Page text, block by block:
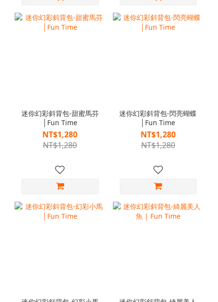
迷你幻彩斜背包-甜蜜馬芬
│Fun Time
NT$1,280
NT$1,280
迷你幻彩斜背包-閃亮蝴蝶
│Fun Time
NT$1,280
NT$1,280